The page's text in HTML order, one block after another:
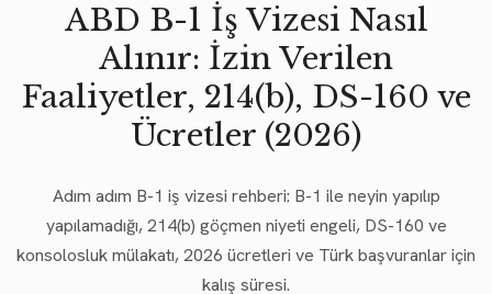
ABD B-1 İş Vizesi Nasıl
Alınır: İzin Verilen
Faaliyetler, 214(b), DS-160 ve
Ücretler (2026)
Adım adım B-1 iş vizesi rehberi: B-1 ile neyin yapılıp
yapılamadığı, 214(b) göçmen niyeti engeli, DS-160 ve
konsolosluk mülakatı, 2026 ücretleri ve Türk başvuranlar için
kalış süresi.